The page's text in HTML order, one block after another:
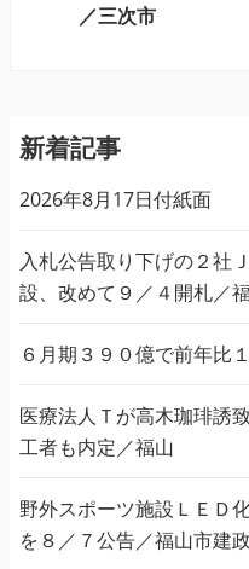
／三次市
新着記事
2026年8月17日付紙面
入札公告取り下げの２社
設、改めて９／４開札／
６月期３９０億で前年比
医療法人Ｔが高木珈琲誘
工者も内定／福山
野外スポーツ施設ＬＥＤ
を８／７公告／福山市建